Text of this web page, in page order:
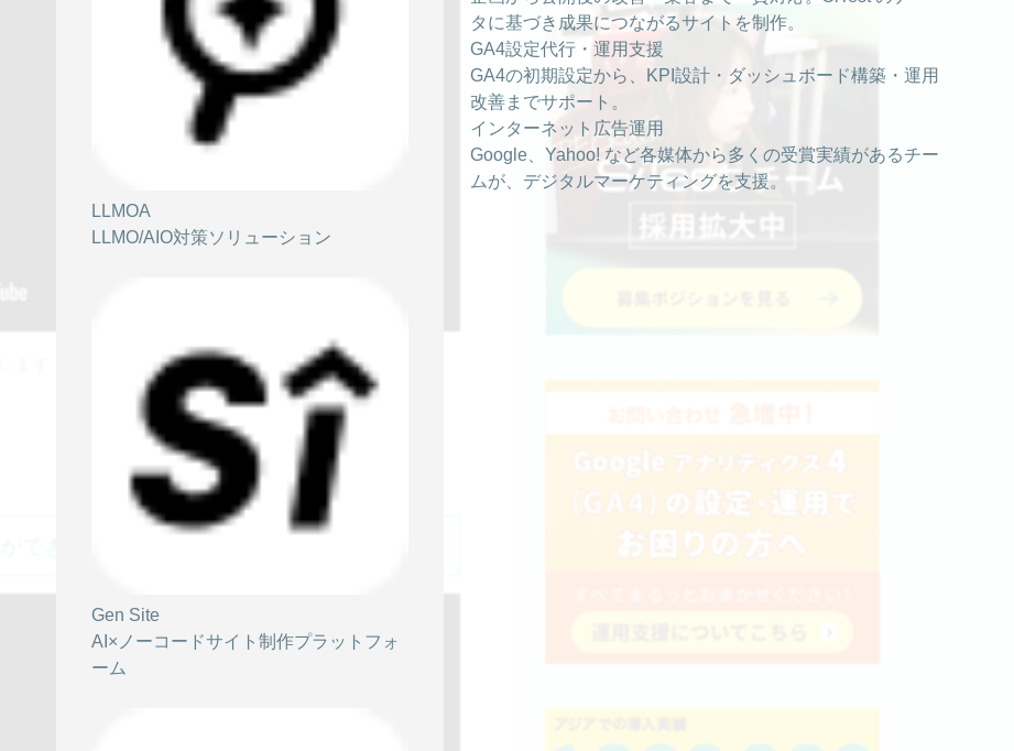
LLMOA
LLMO/AIO対策ソリューション
Gen Site
AI×ノーコードサイト制作プラットフォ
ーム
タに基づき成果につながるサイトを制作。
GA4設定代行・運用支援
GA4の初期設定から、KPI設計・ダッシュボード構築・運用
改善までサポート。
インターネット広告運用
Google、Yahoo! など各媒体から多くの受賞実績があるチー
ムが、デジタルマーケティングを支援。